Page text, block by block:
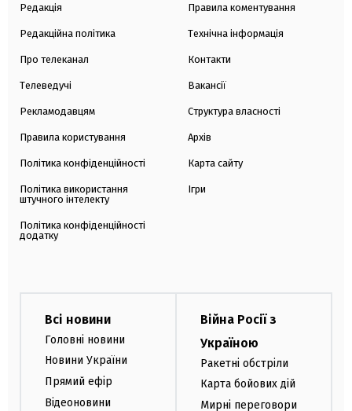
Редакція
Редакційна політика
Про телеканал
Телеведучі
Рекламодавцям
Правила користування
Політика конфіденційності
Політика використання
штучного інтелекту
Політика конфіденційності
додатку
Правила коментування
Технічна інформація
Контакти
Вакансії
Структура власності
Архів
Карта сайту
Ігри
Всі новини
Головні новини
Новини України
Прямий ефір
Відеоновини
Війна Росії з
Україною
Ракетні обстріли
Карта бойових дій
Мирні переговори